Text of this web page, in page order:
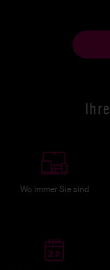
Wo immer Sie sind